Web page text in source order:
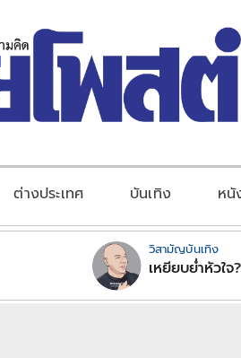
ต่างประเทศ บันเทิง ห
วิสามัญบันเทิง
เหยียบย่ำหัวใจ?